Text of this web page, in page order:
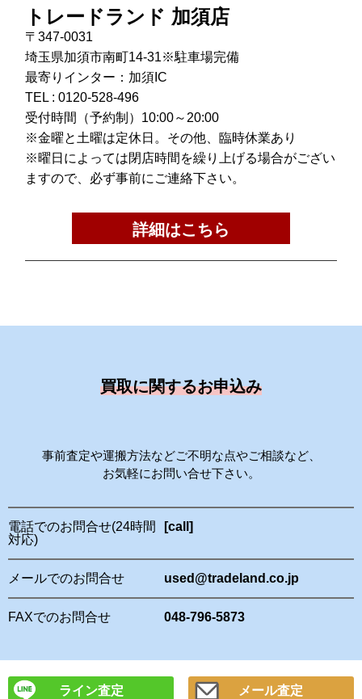
トレードランド 加須店
〒347-0031
埼玉県加須市南町14-31※駐車場完備
最寄りインター：加須IC
TEL : 0120-528-496
受付時間（予約制）10:00～20:00
※金曜と土曜は定休日。その他、臨時休業あり
※曜日によっては閉店時間を繰り上げる場合がござい
ますので、必ず事前にご連絡下さい。
詳細はこちら
買取に関するお申込み
事前査定や運搬方法などご不明な点やご相談など、
お気軽にお問い合せ下さい。
電話でのお問合せ(24時間
対応)
[call]
メールでのお問合せ used@tradeland.co.jp
FAXでのお問合せ 048-796-5873
ライン査定 メール査定